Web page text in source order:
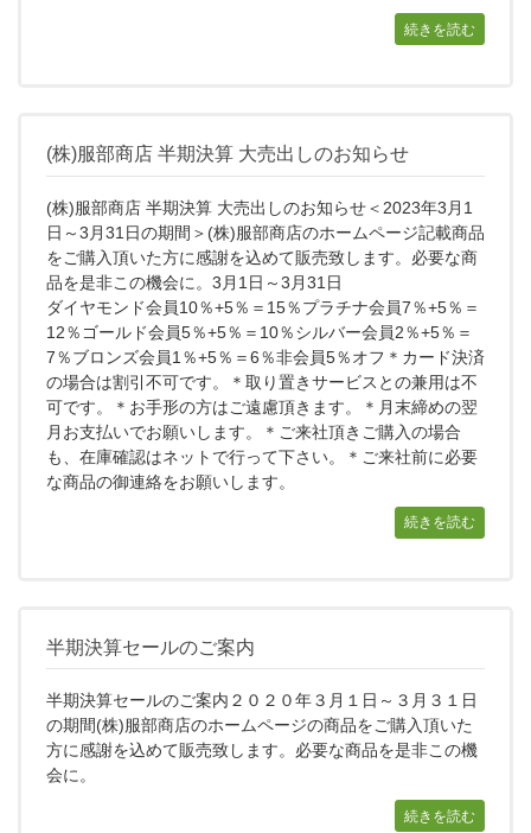
続きを読む
(株)服部商店 半期決算 大売出しのお知らせ
(株)服部商店 半期決算 大売出しのお知らせ＜2023年3月1
日～3月31日の期間＞(株)服部商店のホームページ記載商品
をご購入頂いた方に感謝を込めて販売致します。必要な商
品を是非この機会に。3月1日～3月31日
ダイヤモンド会員10％+5％＝15％プラチナ会員7％+5％＝
12％ゴールド会員5％+5％＝10％シルバー会員2％+5％＝
7％ブロンズ会員1％+5％＝6％非会員5％オフ＊カード決済
の場合は割引不可です。＊取り置きサービスとの兼用は不
可です。＊お手形の方はご遠慮頂きます。＊月末締めの翌
月お支払いでお願いします。＊ご来社頂きご購入の場合
も、在庫確認はネットで行って下さい。＊ご来社前に必要
な商品の御連絡をお願いします。
続きを読む
半期決算セールのご案内
半期決算セールのご案内２０２０年３月１日～３月３１日
の期間(株)服部商店のホームページの商品をご購入頂いた
方に感謝を込めて販売致します。必要な商品を是非この機
会に。
続きを読む